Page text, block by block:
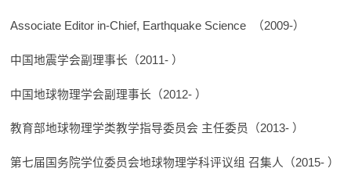
Associate Editor in-Chief, Earthquake Science （2009-）
中国地震学会副理事长（2011- ）
中国地球物理学会副理事长（2012- ）
教育部地球物理学类教学指导委员会 主任委员（2013- ）
第七届国务院学位委员会地球物理学科评议组 召集人（2015- ）